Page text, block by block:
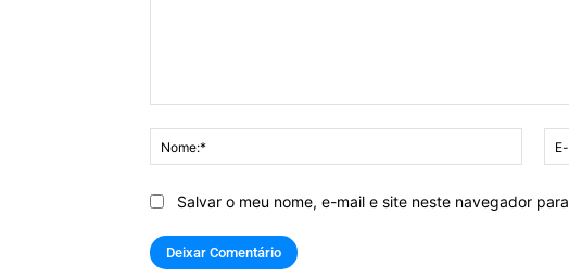
Nome:*
Salvar o meu nome, e-mail e site neste navegador